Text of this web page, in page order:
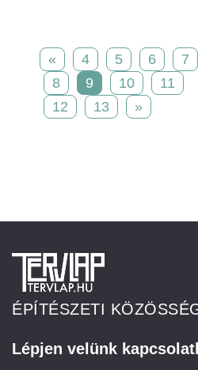
« 4 5 6
7
8
9 10
11
12
13 »
ÉPÍTÉSZETI
Lépjen velünk